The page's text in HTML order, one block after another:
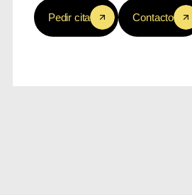
Pedir cita Contacto